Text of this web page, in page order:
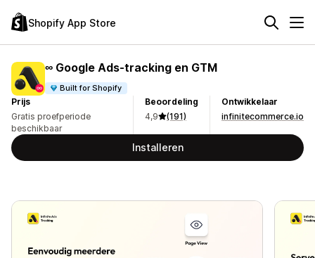
Shopify App Store
∞ Google Ads‑tracking en GTM
Built for Shopify
Prijs
Gratis proefperiode
beschikbaar
Beoordeling
4,9
(191)
Ontwikkelaar
infinitecommerce.io
Installeren